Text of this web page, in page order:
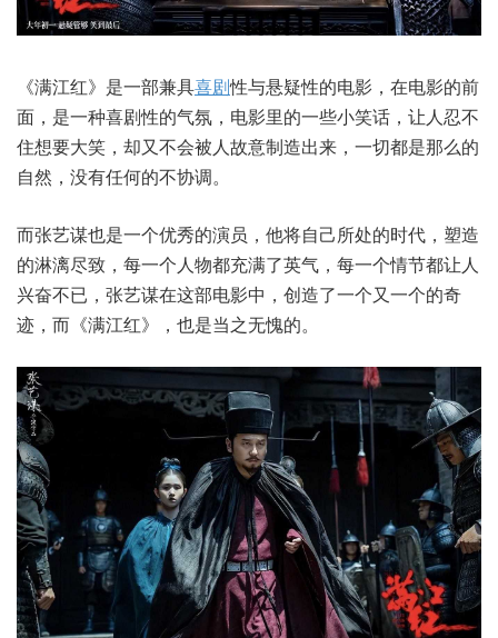
《满江红》是一部兼具喜剧性与悬疑性的电影，在电影的前
面，是一种喜剧性的气氛，电影里的一些小笑话，让人忍不
住想要大笑，却又不会被人故意制造出来，一切都是那么的
自然，没有任何的不协调。
而张艺谋也是一个优秀的演员，他将自己所处的时代，塑造
的淋漓尽致，每一个人物都充满了英气，每一个情节都让人
兴奋不已，张艺谋在这部电影中，创造了一个又一个的奇
迹，而《满江红》，也是当之无愧的。